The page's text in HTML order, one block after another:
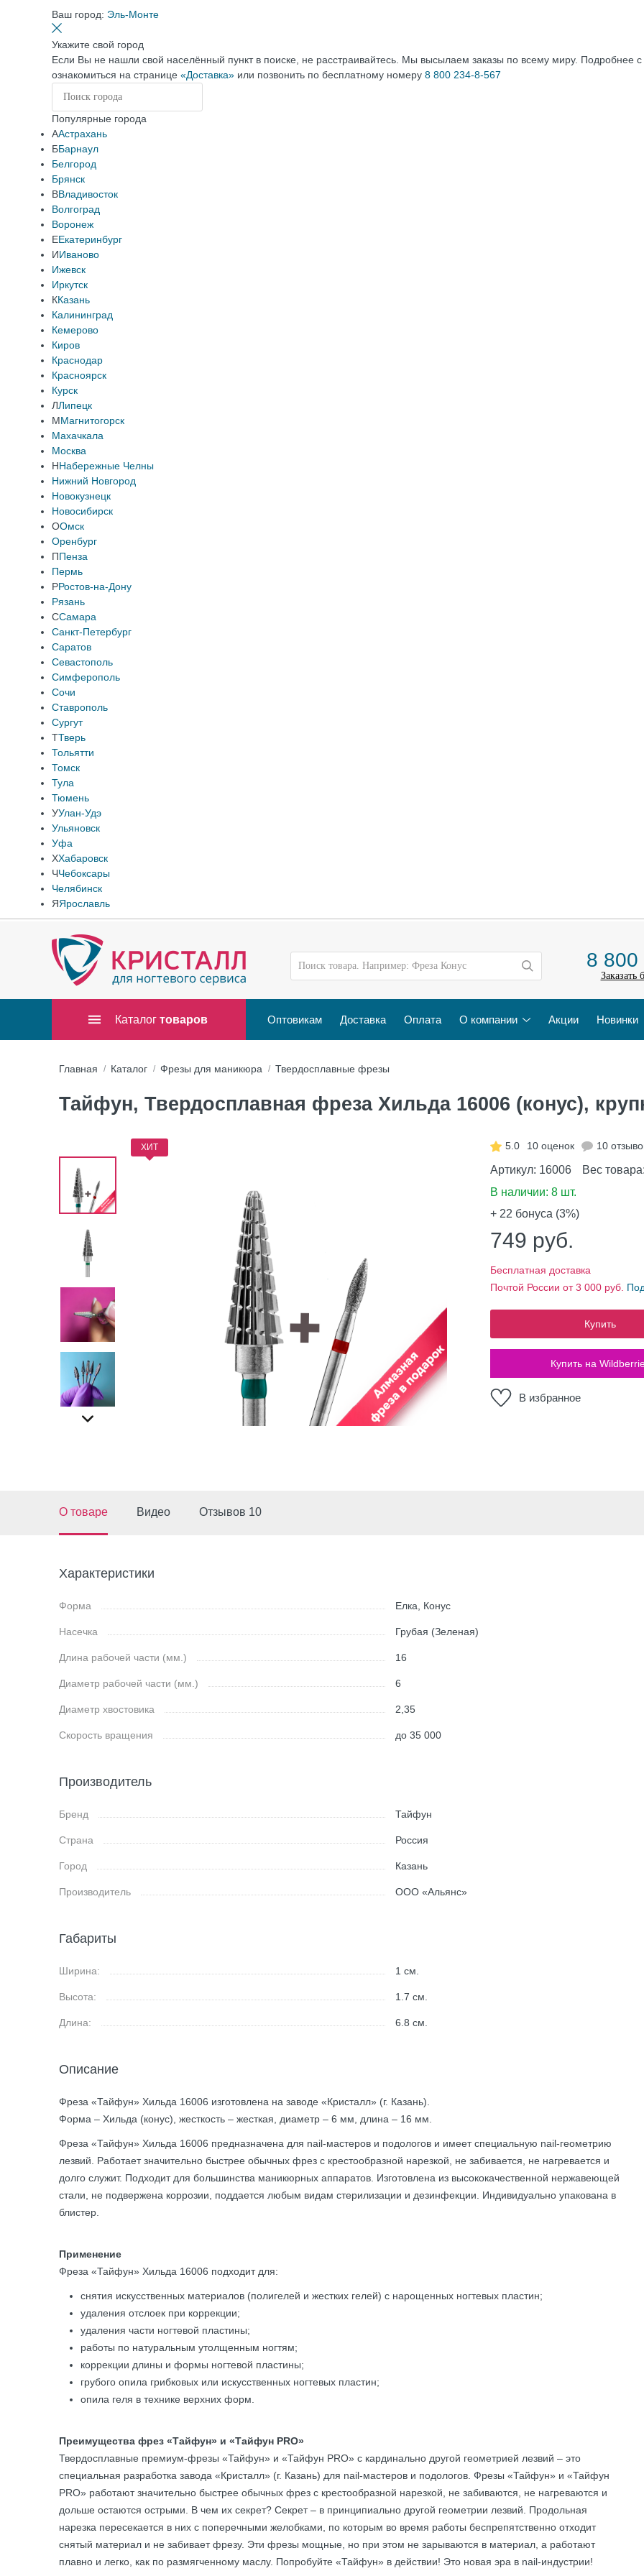
Ваш город: Эль-Монте
Укажите свой город
Если Вы не нашли свой населённый пункт в поиске, не расстраивайтесь. Мы высылаем заказы по всему миру. Подробнее
ознакомиться на странице «Доставка» или позвонить по бесплатному номеру 8 800 234-8-567
Популярные города
ААстрахань
ББарнаул
Белгород
Брянск
ВВладивосток
Волгоград
Воронеж
ЕЕкатеринбург
ИИваново
Ижевск
Иркутск
ККазань
Калининград
Кемерово
Киров
Краснодар
Красноярск
Курск
ЛЛипецк
ММагнитогорск
Махачкала
Москва
ННабережные Челны
Нижний Новгород
Новокузнецк
Новосибирск
ООмск
Оренбург
ППенза
Пермь
РРостов-на-Дону
Рязань
ССамара
Санкт-Петербург
Саратов
Севастополь
Симферополь
Сочи
Ставрополь
Сургут
ТТверь
Тольятти
Томск
Тула
Тюмень
УУлан-Удэ
Ульяновск
Уфа
ХХабаровск
ЧЧебоксары
Челябинск
ЯЯрославль
8 800
Заказать
Каталог товаров Оптовикам Доставка Оплата О компании Акции Новинки
Главная Каталог Фрезы для маникюра Твердосплавные фрезы
Тайфун, Твердосплавная фреза Хильда 16006 (конус),
ХИТ 5.0 10 оценок 10
Артикул: 16006
Вес
В наличии: 8 шт.
+ 22 бонуса (3%)
749 руб.
Бесплатная доставка
Почтой России от 3 000 руб.
Купить
Купить на
В избранное
О товаре Видео Отзывов 10
Характеристики
Форма Елка, Конус
Насечка Грубая (Зеленая)
Длина рабочей части (мм.) 16
Диаметр рабочей части (мм.) 6
Диаметр хвостовика 2,35
Скорость вращения до 35 000
Производитель
Бренд Тайфун
Страна Россия
Город Казань
Производитель ООО «Альянс»
Габариты
Ширина: 1 см.
Высота: 1.7 см.
Длина: 6.8 см.
Описание
Фреза «Тайфун» Хильда 16006 изготовлена на заводе «Кристалл» (г. Казань).
Форма – Хильда (конус), жесткость – жесткая, диаметр – 6 мм, длина – 16 мм.
Фреза «Тайфун» Хильда 16006 предназначена для nail-мастеров и подологов и имеет специальную nail-геометрию
лезвий. Работает значительно быстрее обычных фрез с крестообразной нарезкой, не забивается, не нагревается и
долго служит. Подходит для большинства маникюрных аппаратов. Изготовлена из высококачественной нержавеющей
стали, не подвержена коррозии, поддается любым видам стерилизации и дезинфекции. Индивидуально упакована в
блистер.
Применение
Фреза «Тайфун» Хильда 16006 подходит для:
снятия искусственных материалов (полигелей и жестких гелей) с нарощенных ногтевых пластин;
удаления отслоек при коррекции;
удаления части ногтевой пластины;
работы по натуральным утолщенным ногтям;
коррекции длины и формы ногтевой пластины;
грубого опила грибковых или искусственных ногтевых пластин;
опила геля в технике верхних форм.
Преимущества фрез «Тайфун» и «Тайфун PRO»
Твердосплавные премиум-фрезы «Тайфун» и «Тайфун PRO» с кардинально другой геометрией лезвий – это
специальная разработка завода «Кристалл» (г. Казань) для nail-мастеров и подологов. Фрезы «Тайфун» и «Тайфун
PRO» работают значительно быстрее обычных фрез с крестообразной нарезкой, не забиваются, не нагреваются и
дольше остаются острыми. В чем их секрет? Секрет – в принципиально другой геометрии лезвий. Продольная
нарезка пересекается в них с поперечными желобками, по которым во время работы беспрепятственно отходит
снятый материал и не забивает фрезу. Эти фрезы мощные, но при этом не зарываются в материал, а работают
плавно и легко, как по размягченному маслу. Попробуйте «Тайфун» в действии! Это новая эра в nail-индустрии!